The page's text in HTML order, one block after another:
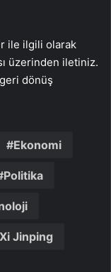
ile ilgili olarak
üzerinden iletiniz.
dönüş
Ekonomi
Politika
Jinping